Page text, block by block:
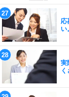
応
い
実
く